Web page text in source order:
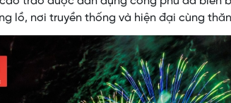
lồ, nơi truyền thống và hiện đại cùng